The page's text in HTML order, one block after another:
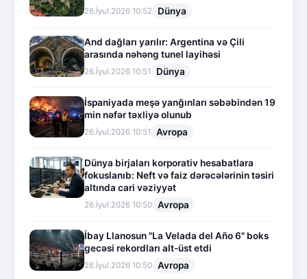
26.İyul.2026 10:52 Dünya
And dağları yarılır: Argentina və Çili
arasında nəhəng tunel layihəsi
26.İyul.2026 10:51 Dünya
İspaniyada meşə yanğınları səbəbindən 19
min nəfər təxliyə olunub
26.İyul.2026 10:51 Avropa
Dünya birjaları korporativ hesabatlara
fokuslanıb: Neft və faiz dərəcələrinin təsiri
altında cari vəziyyət
26.İyul.2026 10:50 Avropa
İbay Llanosun "La Velada del Año 6" boks
gecəsi rekordları alt-üst etdi
26.İyul.2026 10:50 Avropa